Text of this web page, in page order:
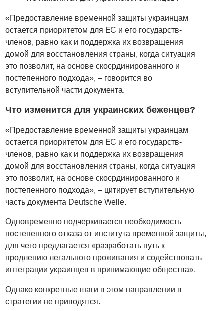
«Предоставление временной защиты украинцам
остается приоритетом для ЕС и его государств-
членов, равно как и поддержка их возвращения
домой для восстановления страны, когда ситуация
это позволит, на основе скоординированного и
постепенного подхода», – говорится во
вступительной части документа.
Что изменится для украинских беженцев?
«Предоставление временной защиты украинцам
остается приоритетом для ЕС и его государств-
членов, равно как и поддержка их возвращения
домой для восстановления страны, когда ситуация
это позволит, на основе скоординированного и
постепенного подхода», – цитирует вступительную
часть документа Deutsche Welle.
Одновременно подчеркивается необходимость
постепенного отказа от института временной защиты,
для чего предлагается «разработать путь к
продлению легального проживания и содействовать
интеграции украинцев в принимающие общества».
Однако конкретные шаги в этом направлении в
стратегии не приводятся.